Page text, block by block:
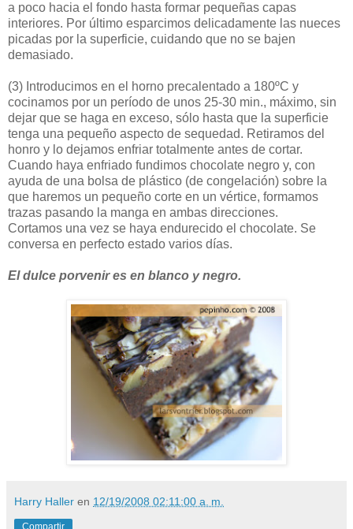
a poco hacia el fondo hasta formar pequeñas capas
interiores. Por último esparcimos delicadamente las nueces
picadas por la superficie, cuidando que no se bajen
demasiado.
(3) Introducimos en el horno precalentado a 180ºC y
cocinamos por un período de unos 25-30 min., máximo, sin
dejar que se haga en exceso, sólo hasta que la superficie
tenga una pequeño aspecto de sequedad. Retiramos del
honro y lo dejamos enfriar totalmente antes de cortar.
Cuando haya enfriado fundimos chocolate negro y, con
ayuda de una bolsa de plástico (de congelación) sobre la
que haremos un pequeño corte en un vértice, formamos
trazas pasando la manga en ambas direcciones.
Cortamos una vez se haya endurecido el chocolate. Se
conversa en perfecto estado varios días.
El dulce porvenir es en blanco y negro.
Harry Haller en 12/19/2008 02:11:00 a. m.